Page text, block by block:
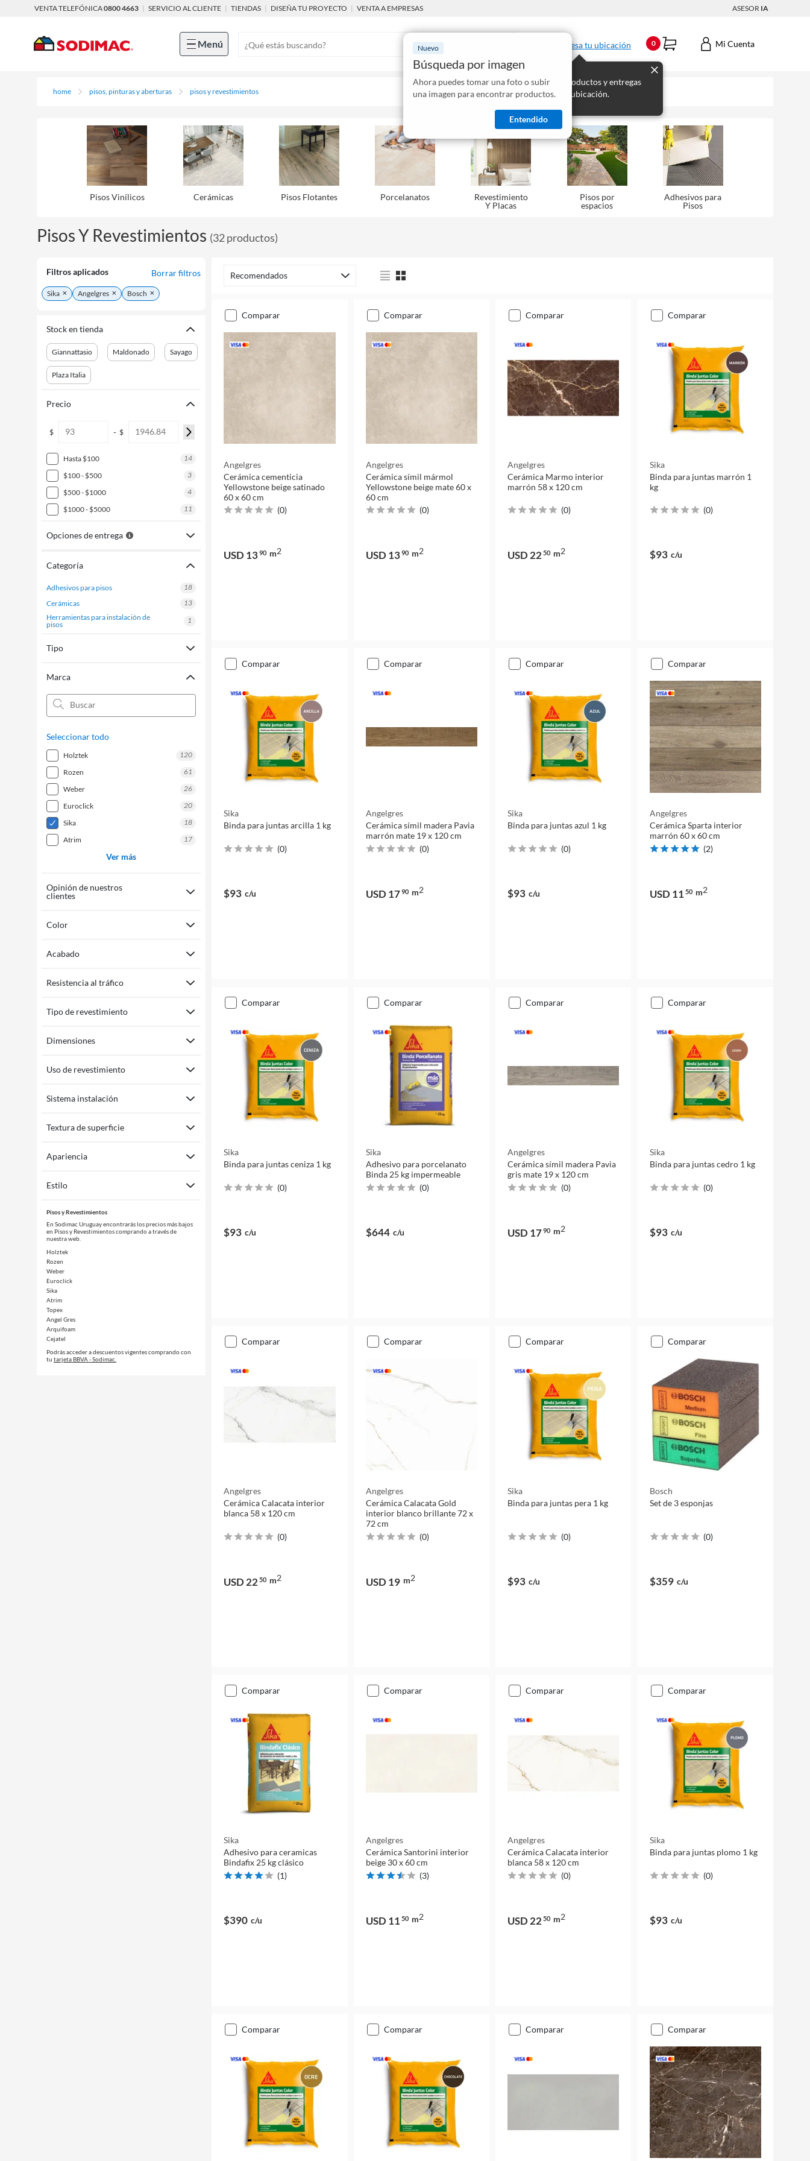
VENTA TELEFÓNICA0800 4663 | SERVICIO AL CLIENTE | TIENDAS | DISEÑA TU PROYECTO | VENTA A EMPRESAS ASESOR IA
Menú Nuevo
Búsqueda por imagen
Ahora puedes tomar una foto o subir
una imagen para encontrar productos.
Entendido
Ingresa tu ubicación
Mostraremos los productos y entregas
disponibles para tu ubicación.
0 Mi Cuenta
home pisos, pinturas y aberturas pisos y revestimientos
Pisos Viní­licos Cerámicas Pisos Flotantes Porcelanatos
Revestimiento
Y Placas
Pisos por
espacios
Adhesivos para
Pisos
Pisos Y Revestimientos (32productos)
Filtros aplicados Borrar filtros
Sika Angelgres Bosch
Stock en tienda
Giannattasio Maldonado Sayago
Plaza Italia
Precio
$ - $
hasta $100
14
$100 - $500
3
$500 - $1000
4
$1000 - $5000
11
Opciones de entrega
Categoría
adhesivos para pisos
18
cerámicas
13
herramientas para instalación de
pisos
1
Tipo
Marca
Seleccionar todo
holztek
120
rozen
61
weber
26
euroclick
20
sika
18
atrim
17
Ver más
Opinión de nuestros
clientes
Color
Acabado
Resistencia al tráfico
Tipo de revestimiento
Dimensiones
Uso de revestimiento
Sistema instalación
Textura de superficie
Apariencia
Estilo
Pisos y Revestimientos
En Sodimac Uruguay encontrarás los precios más bajos
en Pisos y Revestimientos comprando a través de
nuestra web.
Holztek
Rozen
Weber
Euroclick
Sika
Atrim
Topex
Angel Gres
Arquifoam
Cejatel
Podrás acceder a descuentos vigentes comprando con
tu tarjeta BBVA - Sodimac.
Recomendados
comparar
Angelgres
Cerámica cementicia
Yellowstone beige satinado
60 x 60 cm
(0)
USD 1390 m2
comparar
Angelgres
Cerámica símil mármol
Yellowstone beige mate 60 x
60 cm
(0)
USD 1390 m2
comparar
Angelgres
Cerámica Marmo interior
marrón 58 x 120 cm
(0)
USD 2250 m2
comparar
Sika
Binda para juntas marrón 1
kg
(0)
$93 c/u
comparar
Sika
Binda para juntas arcilla 1 kg
(0)
$93 c/u
comparar
Angelgres
Cerámica símil madera Pavia
marrón mate 19 x 120 cm
(0)
USD 1790 m2
comparar
Sika
Binda para juntas azul 1 kg
(0)
$93 c/u
comparar
Angelgres
Cerámica Sparta interior
marrón 60 x 60 cm
(2)
USD 11 50 m2
comparar
Sika
Binda para juntas ceniza 1 kg
(0)
$93 c/u
comparar
Sika
Adhesivo para porcelanato
Binda 25 kg impermeable
(0)
$644 c/u
comparar
Angelgres
Cerámica símil madera Pavia
gris mate 19 x 120 cm
(0)
USD 1790 m2
comparar
Sika
Binda para juntas cedro 1 kg
(0)
$93 c/u
comparar
Angelgres
Cerámica Calacata interior
blanca 58 x 120 cm
(0)
USD 22 50 m2
comparar
Angelgres
Cerámica Calacata Gold
interior blanco brillante 72 x
72 cm
(0)
USD 19 m2
comparar
Sika
Binda para juntas pera 1 kg
(0)
$93 c/u
comparar
Bosch
Set de 3 esponjas
(0)
$359 c/u
comparar
Sika
Adhesivo para ceramicas
Bindafix 25 kg clásico
(1)
$390 c/u
comparar
Angelgres
Cerámica Santorini interior
beige 30 x 60 cm
(3)
USD 11 50 m2
comparar
Angelgres
Cerámica Calacata interior
blanca 58 x 120 cm
(0)
USD 22 50 m2
comparar
Sika
Binda para juntas plomo 1 kg
(0)
$93 c/u
comparar comparar comparar comparar